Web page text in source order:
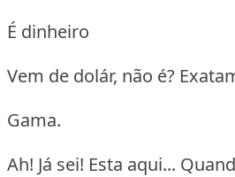
É dinheiro
Vem de dolár, não é?
Gama.
Ah! Já sei! Esta aqui...